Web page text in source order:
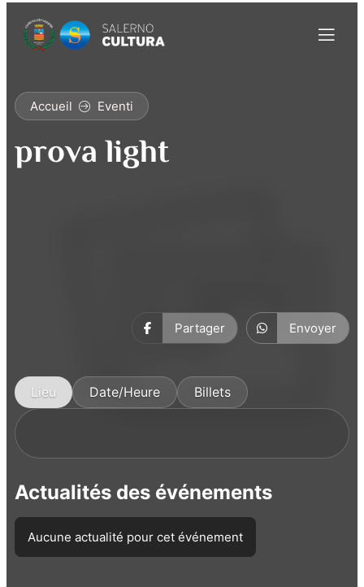
Accueil Eventi
prova light
Partager Envoyer
Lieu Date/Heure Billets
Actualités des événements
Aucune actualité pour cet événement